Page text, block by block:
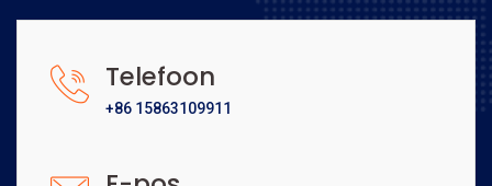
Telefoon
+86 15863109911